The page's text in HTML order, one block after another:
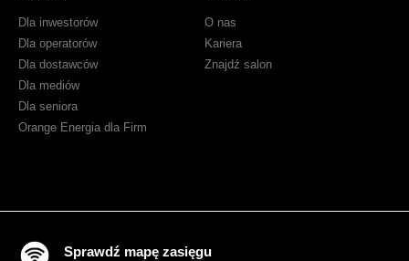
Dla inwestorów
Dla operatorów
Dla dostawców
Dla mediów
Dla seniora
Orange Energia dla Firm
O nas
Kariera
Znajdź salon
Sprawdź mapę zasięgu